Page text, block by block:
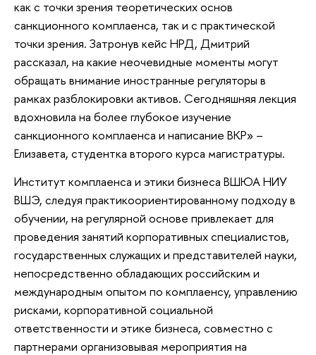
как с точки зрения теоретических основ
санкционного комплаенса, так и с практической
точки зрения. Затронув кейс НРД, Дмитрий
рассказал, на какие неочевидные моменты могут
обращать внимание иностранные регуляторы в
рамках разблокировки активов. Сегодняшняя лекция
вдохновила на более глубокое изучение
санкционного комплаенса и написание ВКР» –
Елизавета, студентка второго курса магистратуры.
Институт комплаенса и этики бизнеса ВШЮА НИУ
ВШЭ, следуя практикоориентированному подходу в
обучении, на регулярной основе привлекает для
проведения занятий корпоративных специалистов,
государственных служащих и представителей науки,
непосредственно обладающих российским и
международным опытом по комплаенсу, управлению
рисками, корпоративной социальной
ответственности и этике бизнеса, совместно с
партнерами организовывая мероприятия на